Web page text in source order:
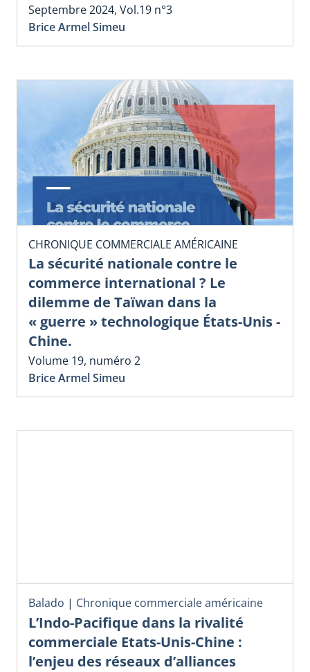
Septembre 2024, Vol.19 n°3
Brice Armel Simeu
CHRONIQUE COMMERCIALE AMÉRICAINE
La sécurité nationale contre le
commerce international ? Le
dilemme de Taïwan dans la
« guerre » technologique États-Unis -
Chine.
Volume 19, numéro 2
Brice Armel Simeu
Balado | Chronique commerciale américaine
L’Indo-Pacifique dans la rivalité
commerciale Etats-Unis-Chine :
l’enjeu des réseaux d’alliances